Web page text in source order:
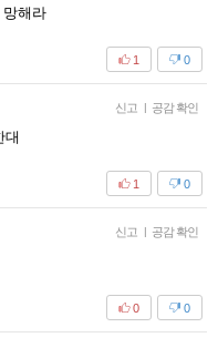
해라
0
1
신고 | 공감 확인
대
0
1
신고 | 공감 확인
0
0